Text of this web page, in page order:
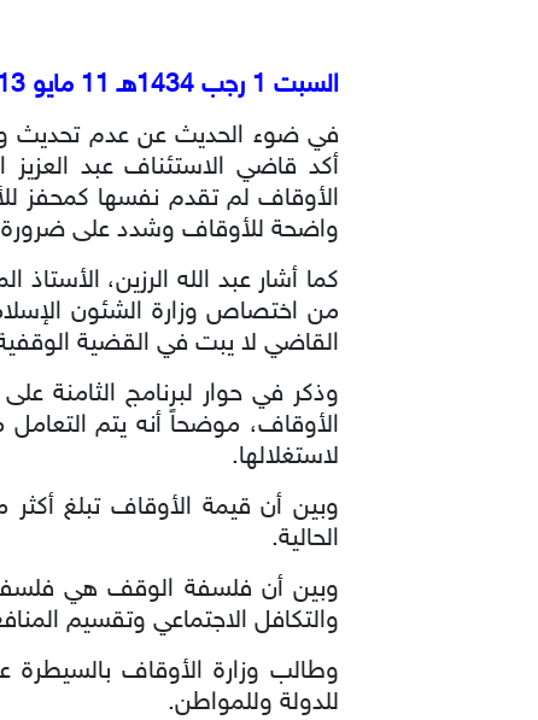
السبت 1 رجب 1434هـ 11 مايو 2013م
في ضوء الحديث عن عدم تحديث
أكد قاضي الاستئناف عبد العزيز
الأوقاف لم تقدم نفسها كمحفز
واضحة للأوقاف وشدد على
كما أشار عبد الله الرزين،
من اختصاص وزارة الشئون
القاضي لا يبت في القضية
وذكر في حوار لبرنامج الثامنة على
الأوقاف، موضحاً أنه يتم
لاستغلالها.
الحالية.
وبين أن فلسفة الوقف هي فلسفة
والتكافل الاجتماعي وتقسيم
وطالب وزارة الأوقاف
للدولة وللمواطن.